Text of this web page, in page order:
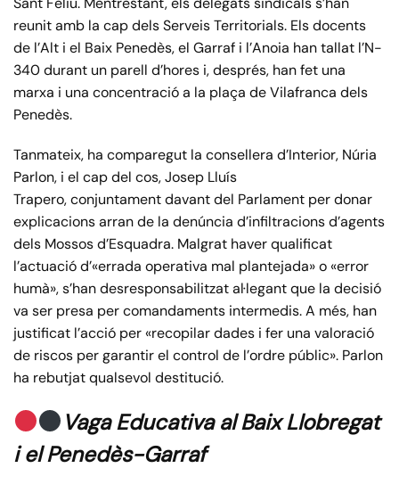
reunit amb la cap dels Serveis Territorials. Els docents
de l’Alt i el Baix Penedès, el Garraf i l’Anoia han tallat l’N-
340 durant un parell d’hores i, després, han fet una
marxa i una concentració a la plaça de Vilafranca dels
Penedès.
Tanmateix, ha comparegut la consellera d’Interior, Núria
Parlon, i el cap del cos, Josep Lluís
Trapero, conjuntament davant del Parlament per donar
explicacions arran de la denúncia d’infiltracions d’agents
dels Mossos d’Esquadra. Malgrat haver qualificat
l’actuació d’«errada operativa mal plantejada» o «error
humà», s’han desresponsabilitzat al·legant que la decisió
va ser presa per comandaments intermedis. A més, han
justificat l’acció per «recopilar dades i fer una valoració
de riscos per garantir el control de l’ordre públic». Parlon
ha rebutjat qualsevol destitució.
Vaga Educativa al Baix Llobregat
i el Penedès-Garraf